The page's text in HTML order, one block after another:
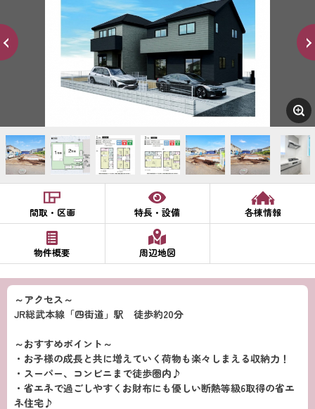
間取・区画 特長・設備 各棟情報
物件概要 周辺地図
～アクセス～
JR総武本線「四街道」駅 徒歩約20分
～おすすめポイント～
・お子様の成長と共に増えていく荷物も楽々しまえる収納力！
・スーパー、コンビニまで徒歩圏内♪
・省エネで過ごしやすくお財布にも優しい断熱等級6取得の省エ
ネ住宅♪